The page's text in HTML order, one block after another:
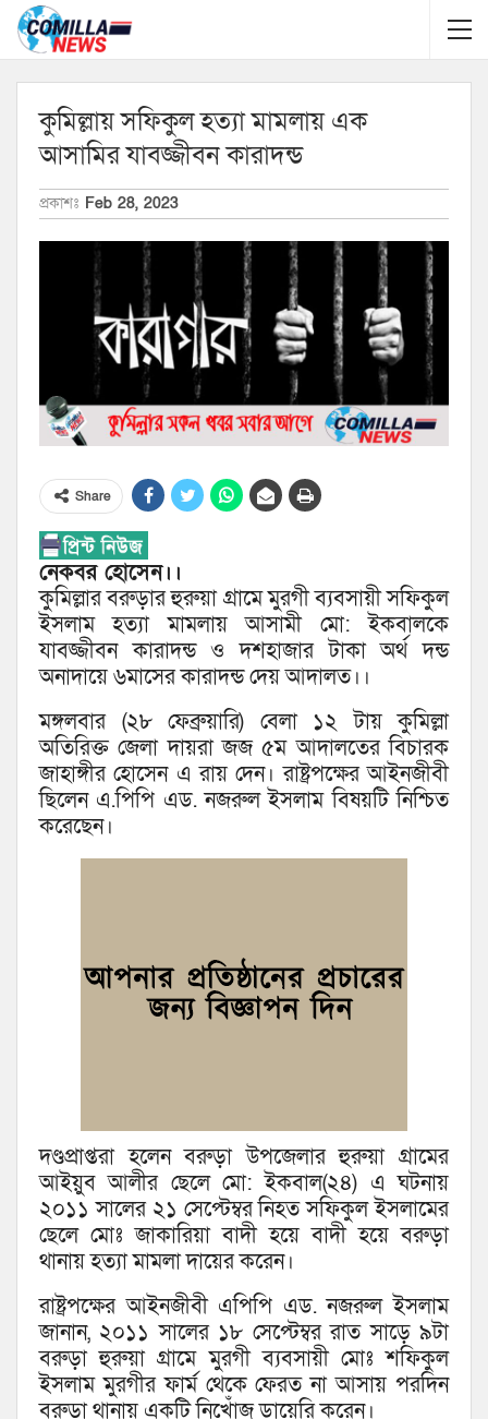
কুমিল্লায় সফিকুল হত্যা মামলায় এক
আসামির যাবজ্জীবন কারাদন্ড
প্রকাশঃ Feb 28, 2023
Share
নেকবর হোসেন।।
কুমিল্লার বরুড়ার হুরুয়া গ্রামে মুরগী ব্যবসায়ী সফিকুল
ইসলাম হত্যা মামলায় আসামী মো: ইকবালকে
যাবজ্জীবন কারাদন্ড ও দশহাজার টাকা অর্থ দন্ড
অনাদায়ে ৬মাসের কারাদন্ড দেয় আদালত।।
মঙ্গলবার (২৮ ফেব্রুয়ারি) বেলা ১২ টায় কুমিল্লা
অতিরিক্ত জেলা দায়রা জজ ৫ম আদালতের বিচারক
জাহাঙ্গীর হোসেন এ রায় দেন। রাষ্ট্রপক্ষের আইনজীবী
ছিলেন এ.পিপি এড. নজরুল ইসলাম বিষয়টি নিশ্চিত
করেছেন।
দণ্ডপ্রাপ্তরা হলেন বরুড়া উপজেলার হুরুয়া গ্রামের
আইয়ুব আলীর ছেলে মো: ইকবাল(২৪) এ ঘটনায়
২০১১ সালের ২১ সেপ্টেম্বর নিহত সফিকুল ইসলামের
ছেলে মোঃ জাকারিয়া বাদী হয়ে বাদী হয়ে বরুড়া
থানায় হত্যা মামলা দায়ের করেন।
রাষ্ট্রপক্ষের আইনজীবী এপিপি এড. নজরুল ইসলাম
জানান, ২০১১ সালের ১৮ সেপ্টেম্বর রাত সাড়ে ৯টা
বরুড়া হুরুয়া গ্রামে মুরগী ব্যবসায়ী মোঃ শফিকুল
ইসলাম মুরগীর ফার্ম থেকে ফেরত না আসায় পরদিন
বরুড়া থানায় একটি নিখোঁজ ডায়েরি করেন।